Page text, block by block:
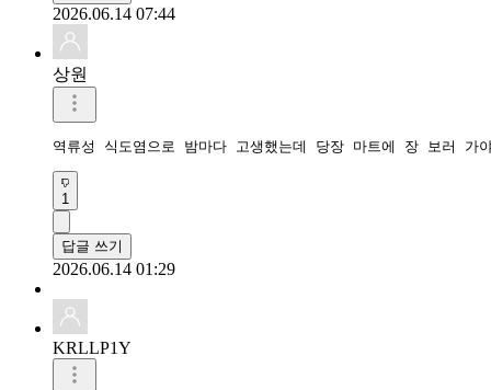
2026.06.14 07:44
상원
역류성 식도염으로 밤마다 고생했는데 당장 마트에 장 보러 가
1
답글 쓰기
2026.06.14 01:29
KRLLP1Y